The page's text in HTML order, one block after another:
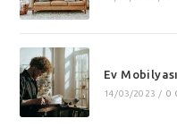
Ev
14/03/2023 / 0